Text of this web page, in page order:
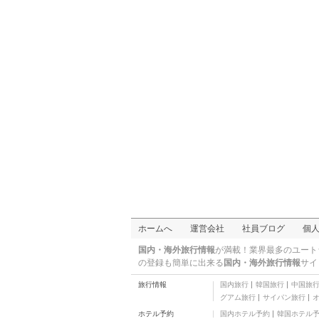
ホームへ 運営会社 社員ブログ 個
国内・海外旅行情報が満載！業界最多のユート
の登録も簡単に出来る 国内・海外旅行情報サイ
旅行情報 国内旅行 韓国旅行 中国旅行
グアム旅行
サイパン旅行
ホテル予約 国内ホテル予約 韓国ホテル